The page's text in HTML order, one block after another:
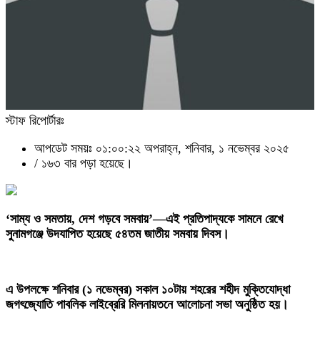
স্টাফ রিপোর্টারঃ
আপডেট সময়ঃ ০১:০০:২২ অপরাহ্ন, শনিবার, ১ নভেম্বর ২০২৫
/ ১৬৩ বার পড়া হয়েছে।
‎‘সাম্য ও সমতায়, দেশ গড়বে সমবায়’—এই প্রতিপাদ্যকে সামনে রেখে
সুনামগঞ্জে উদযাপিত হয়েছে ৫৪তম জাতীয় সমবায় দিবস।
‎এ উপলক্ষে শনিবার (১ নভেম্বর) সকাল ১০টায় শহরের শহীদ মুক্তিযোদ্ধা
জগৎজ্যোতি পাবলিক লাইব্রেরি মিলনায়তনে আলোচনা সভা অনুষ্ঠিত হয়।